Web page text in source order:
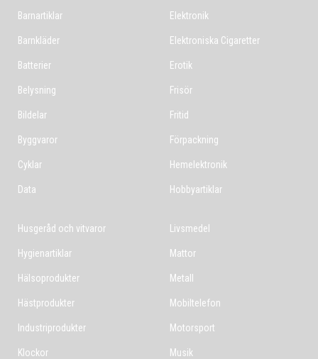
Barnartiklar
Barnkläder
Batterier
Belysning
Bildelar
Byggvaror
Cyklar
Data
Elektronik
Elektroniska Cigaretter
Erotik
Frisör
Fritid
Förpackning
Hemelektronik
Hobbyartiklar
Husgeråd och vitvaror
Hygienartiklar
Hälsoprodukter
Hästprodukter
Industriprodukter
Klockor
Livsmedel
Mattor
Metall
Mobiltelefon
Motorsport
Musik